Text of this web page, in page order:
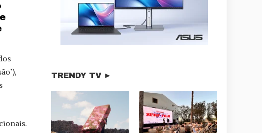
TRENDY TV ►